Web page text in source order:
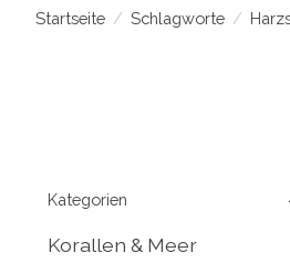
Startseite / Schlagworte /
Kategorien
Korallen & Meer